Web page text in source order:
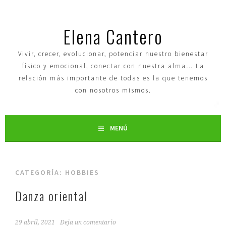
Elena Cantero
Vivir, crecer, evolucionar, potenciar nuestro bienestar
físico y emocional, conectar con nuestra alma… La
relación más importante de todas es la que tenemos
con nosotros mismos.
MENÚ
CATEGORÍA: HOBBIES
Danza oriental
29 abril, 2021 Deja un comentario